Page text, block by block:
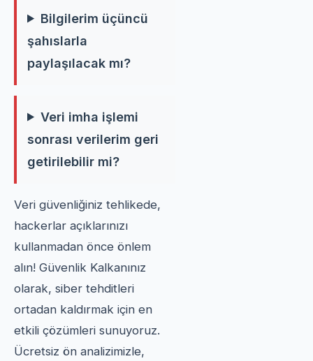
Bilgilerim üçüncü
şahıslarla
paylaşılacak mı?
Veri imha işlemi
sonrası verilerim geri
getirilebilir mi?
Veri güvenliğiniz tehlikede,
hackerlar açıklarınızı
kullanmadan önce önlem
alın! Güvenlik Kalkanınız
olarak, siber tehditleri
ortadan kaldırmak için en
etkili çözümleri sunuyoruz.
Ücretsiz ön analizimizle,